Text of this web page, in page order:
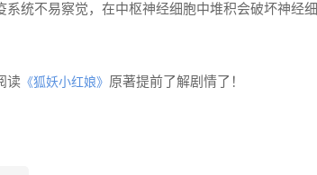
统不易察觉，在中枢神经细胞中堆积会破坏神经细
读 《狐妖小红娘》 原著提前了解剧情了！